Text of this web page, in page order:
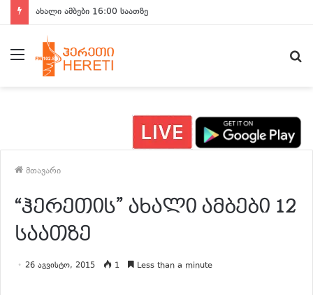
ახალი ამბები 16:00 საათზე
მენიუ
მთავარი
“ჰერეთის” ახალი ამბები 12
საათზე
26 აგვისტო, 2015 1 Less than a minute